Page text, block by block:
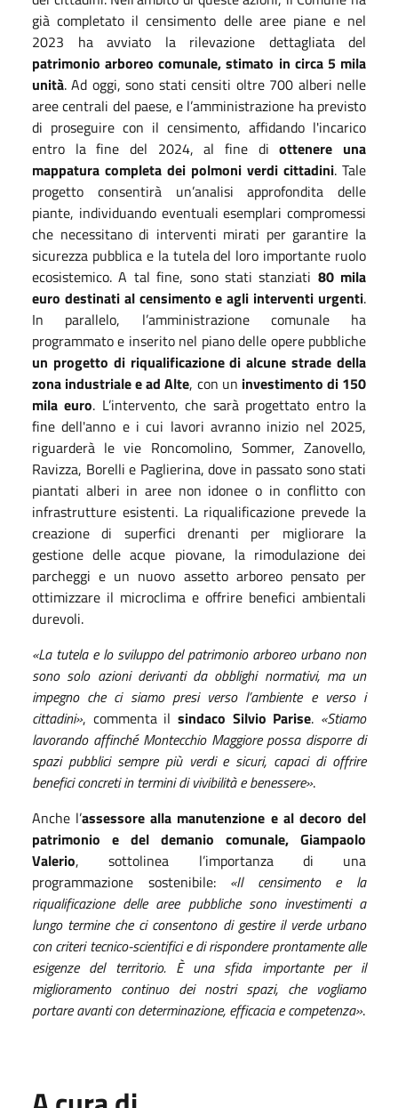
già completato il censimento delle aree piane e nel
2023 ha avviato la rilevazione dettagliata del
patrimonio arboreo comunale, stimato in circa 5 mila
unità. Ad oggi, sono stati censiti oltre 700 alberi nelle
aree centrali del paese, e l’amministrazione ha previsto
di proseguire con il censimento, affidando l'incarico
entro la fine del 2024, al fine diottenere una
mappatura completa dei polmoni verdi cittadini. Tale
progetto consentirà un’analisi approfondita delle
piante, individuando eventuali esemplari compromessi
che necessitano di interventi mirati per garantire la
sicurezza pubblica e la tutela del loro importante ruolo
ecosistemico. A tal fine, sono stati stanziati 80 mila
euro destinati al censimento e agli interventi urgenti.
In parallelo, l’amministrazione comunale ha
programmato e inserito nel piano delle opere pubbliche
un progetto di riqualificazione di alcune strade della
zona industriale e ad Alte, con un investimento di 150
mila euro. L’intervento, che sarà progettato entro la
fine dell'anno e i cui lavori avranno inizio nel 2025,
riguarderà le vie Roncomolino, Sommer, Zanovello,
Ravizza, Borelli e Paglierina, dove in passato sono stati
piantati alberi in aree non idonee o in conflitto con
infrastrutture esistenti. La riqualificazione prevede la
creazione di superfici drenanti per migliorare la
gestione delle acque piovane, la rimodulazione dei
parcheggi e un nuovo assetto arboreo pensato per
ottimizzare il microclima e offrire benefici ambientali
durevoli.
«La tutela e lo sviluppo del patrimonio arboreo urbano non
sono solo azioni derivanti da obblighi normativi, ma un
impegno che ci siamo presi verso l’ambiente e verso i
cittadini», commenta il sindaco Silvio Parise. «Stiamo
lavorando affinché Montecchio Maggiore possa disporre di
spazi pubblici sempre più verdi e sicuri, capaci di offrire
benefici concreti in termini di vivibilità e benessere».
Anche l’assessore alla manutenzione e al decoro del
patrimonio e del demanio comunale, Giampaolo
Valerio, sottolinea l’importanza di una
programmazione sostenibile: «Il censimento e la
riqualificazione delle aree pubbliche sono investimenti a
lungo termine che ci consentono di gestire il verde urbano
con criteri tecnico-scientifici e di rispondere prontamente alle
esigenze del territorio. È una sfida importante per il
miglioramento continuo dei nostri spazi, che vogliamo
portare avanti con determinazione, efficacia e competenza».